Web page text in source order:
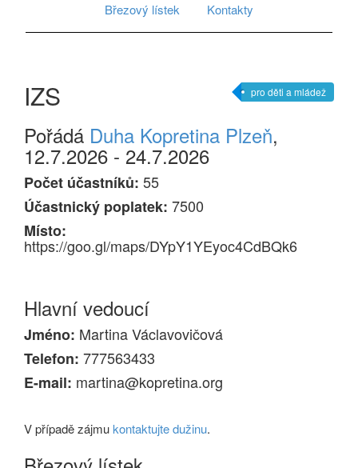
Březový lístek
Kontakty
pro děti a mládež
IZS
Pořádá Duha Kopretina Plzeň,
12.7.2026 - 24.7.2026
Počet účastníků: 55
Účastnický poplatek: 7500
Místo:
https://goo.gl/maps/DYpY1YEyoc4CdBQk6
Hlavní vedoucí
Jméno: Martina Václavovičová
Telefon: 777563433
E-mail: martina@kopretina.org
V případě zájmukontaktujte dužinu.